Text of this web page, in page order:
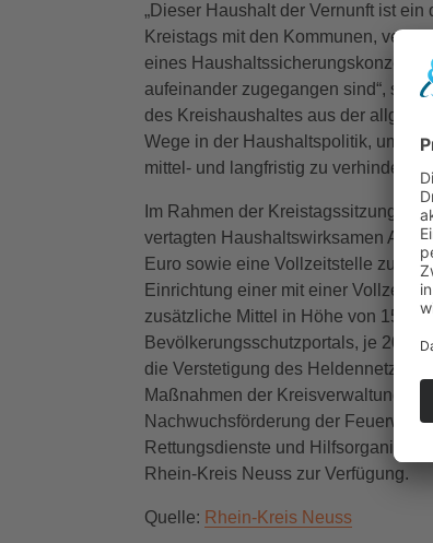
„Dieser Haushalt der Vernunft ist
Kreistags mit den Kommunen,
eines
aufeinander zugegangen sind“, so
des Kreishaushaltes aus der
Wege in der Haushaltspolitik, um
mittel- und langfristig zu verhindern“,
Im Rahmen der Kreistagssitzung
vertagten Haushaltswirksamen
Euro sowie eine Vollzeitstelle zur
Einrichtung einer mit einer
zusätzliche Mittel in Höhe von 150
Bevölkerungsschutzportals, je 20
die Verstetigung des
Maßnahmen der Kreisverwaltung
Nachwuchsförderung der
Rettungsdienste und
Rhein-Kreis Neuss zur Verfügung.
Quelle: Rhein-Kreis Neuss